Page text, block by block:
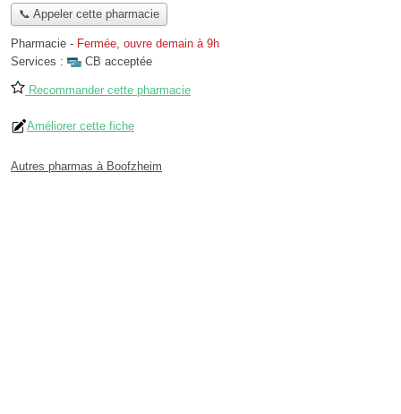
📞 Appeler cette pharmacie
Pharmacie - Fermée, ouvre demain à 9h
Services :
CB acceptée
Recommander cette pharmacie
Améliorer cette fiche
Autres pharmas à Boofzheim